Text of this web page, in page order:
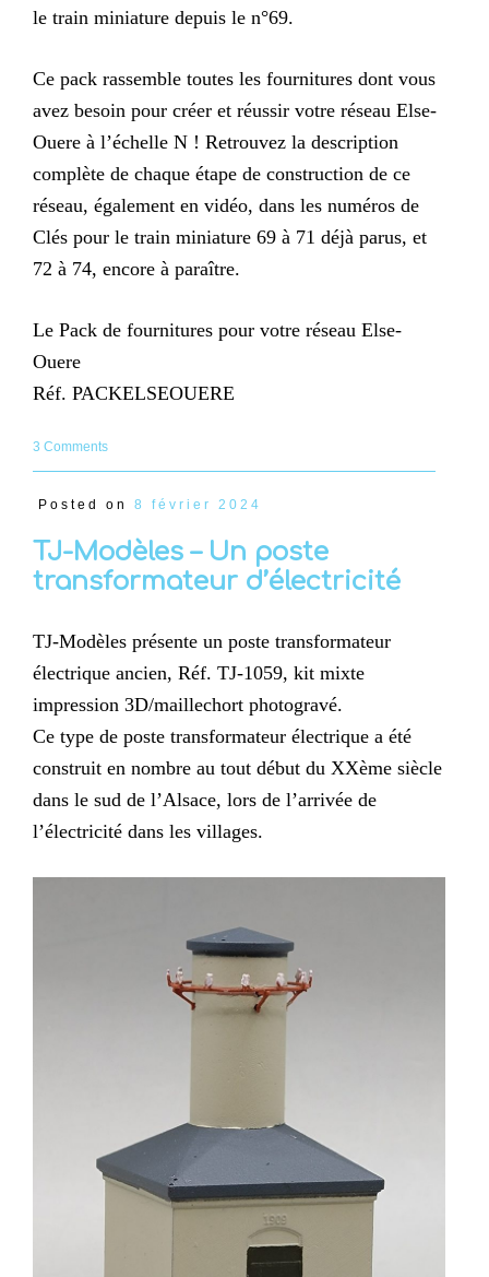
le train miniature depuis le n°69.
Ce pack rassemble toutes les fournitures dont vous
avez besoin pour créer et réussir votre réseau Else-
Ouere à l’échelle N ! Retrouvez la description
complète de chaque étape de construction de ce
réseau, également en vidéo, dans les numéros de
Clés pour le train miniature 69 à 71 déjà parus, et
72 à 74, encore à paraître.
Le Pack de fournitures pour votre réseau Else-
Ouere
Réf. PACKELSEOUERE
3 Comments
Posted on 8 février 2024
TJ-Modèles – Un poste
transformateur d’électricité
TJ-Modèles présente un poste transformateur
électrique ancien, Réf. TJ-1059, kit mixte
impression 3D/maillechort photogravé.
Ce type de poste transformateur électrique a été
construit en nombre au tout début du XXème siècle
dans le sud de l’Alsace, lors de l’arrivée de
l’électricité dans les villages.